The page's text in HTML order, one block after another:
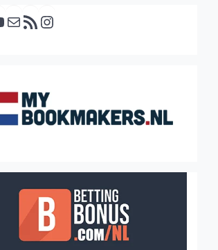
YouTube E-mail RSS feed